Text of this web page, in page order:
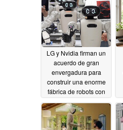
LG y Nvidia firman un
acuerdo de gran
envergadura para
construir una enorme
fábrica de robots con
inteligencia artificial
07/08/2026